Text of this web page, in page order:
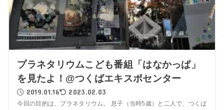
プラネタリウムこども番組「はなかっぱ」
を見たよ！@つくばエキスポセンター
2019.01.16 2023.02.03
今回の目的は、プラネタリウム。 息子（当時5歳）と二人で、つくば